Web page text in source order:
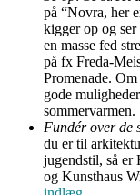
på “Novra, her
kigger op og
en masse fed
på fx Freda-
Promenade. Om
gode
sommervarmen.
Fundér over de
du er til
jugendstil, så er
og Kunsthaus